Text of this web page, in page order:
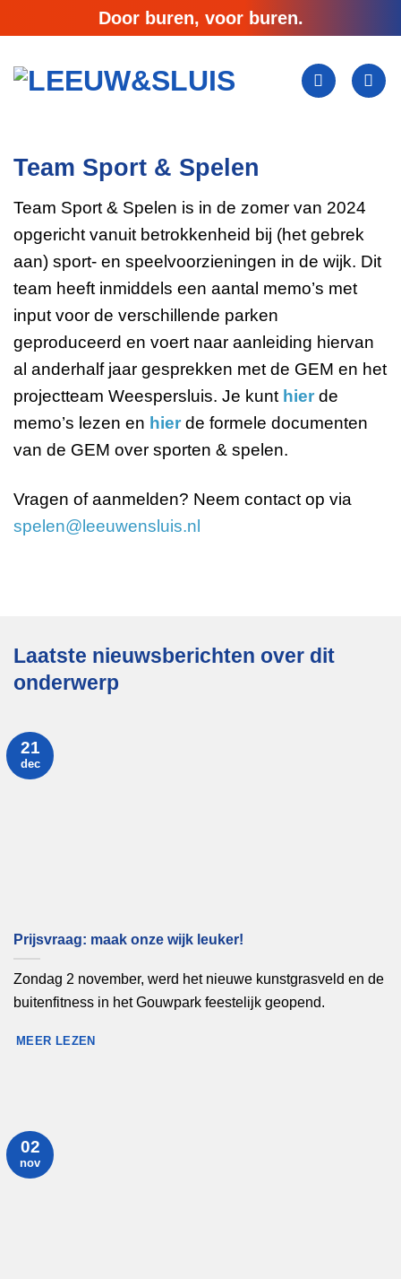
naar
inhoud
Door buren, voor buren.
Team Sport & Spelen
Team Sport & Spelen is in de zomer van 2024
opgericht vanuit betrokkenheid bij (het gebrek
aan) sport- en speelvoorzieningen in de wijk. Dit
team heeft inmiddels een aantal memo’s met
input voor de verschillende parken
geproduceerd en voert naar aanleiding hiervan
al anderhalf jaar gesprekken met de GEM en het
projectteam Weespersluis. Je kunt hier de
memo’s lezen en hier de formele documenten
van de GEM over sporten & spelen.
Vragen of aanmelden? Neem contact op via
spelen@leeuwensluis.nl
Laatste nieuwsberichten over dit
onderwerp
Prijsvraag: maak onze wijk leuker!
Zondag 2 november, werd het nieuwe kunstgrasveld en de
buitenfitness in het Gouwpark feestelijk geopend.
MEER LEZEN
21
dec
02
nov